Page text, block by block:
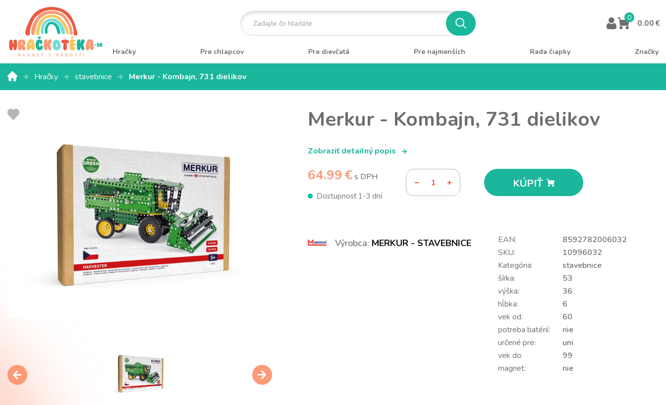
0
0.00 €
Hračky Pre chlapcov Pre dievčatá Pre najmenších Rada čiapky Značky
Hračky stavebnice Merkur - Kombajn, 731 dielikov
Merkur - Kombajn, 731 dielikov
Zobraziť detailný popis
64.99 € s DPH
Dostupnosť 1-3 dní
KÚPIŤ
Výrobca: MERKUR - STAVEBNICE EAN:
8592782006032
SKU:
10996032
Kategória:
stavebnice
šírka:
53
výška:
36
hĺbka:
6
vek od:
60
potreba batérií:
nie
určené pre:
uni
vek do:
99
magnet:
nie